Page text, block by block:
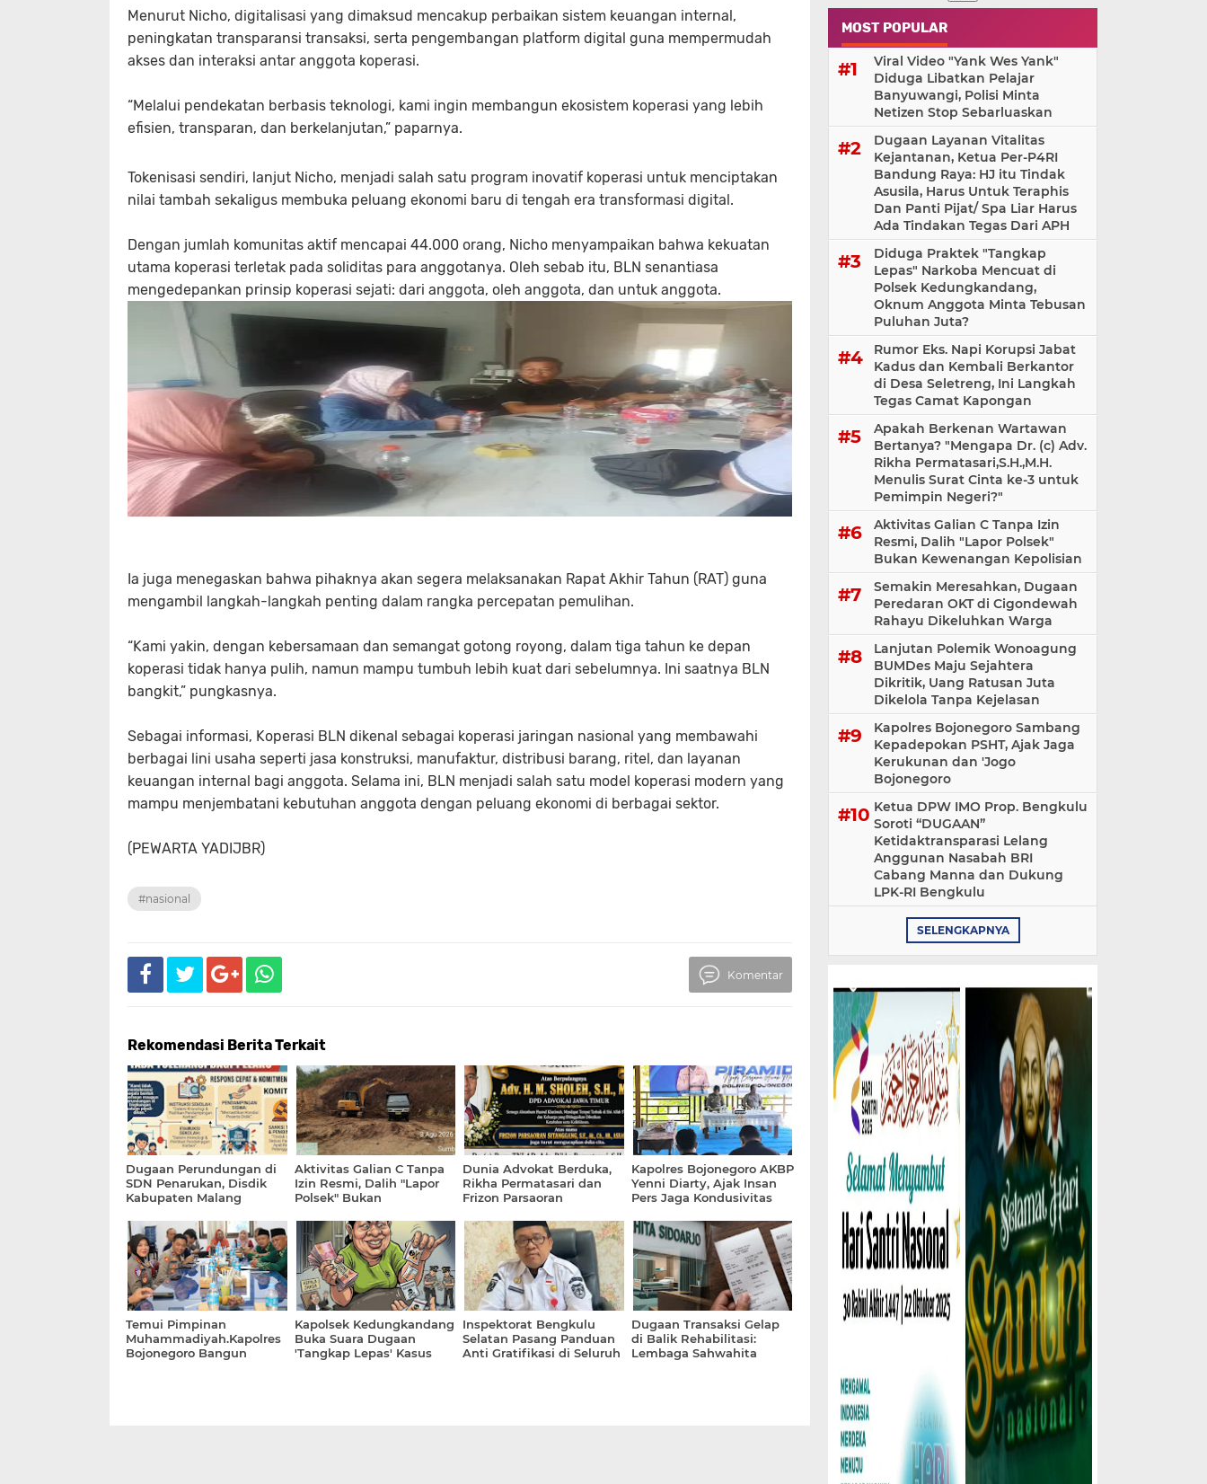
Menurut Nicho, digitalisasi yang dimaksud mencakup perbaikan sistem keuangan internal,
peningkatan transparansi transaksi, serta pengembangan platform digital guna mempermudah
akses dan interaksi antar anggota koperasi.
“Melalui pendekatan berbasis teknologi, kami ingin membangun ekosistem koperasi yang lebih
efisien, transparan, dan berkelanjutan,” paparnya.
Tokenisasi sendiri, lanjut Nicho, menjadi salah satu program inovatif koperasi untuk menciptakan
nilai tambah sekaligus membuka peluang ekonomi baru di tengah era transformasi digital.
Dengan jumlah komunitas aktif mencapai 44.000 orang, Nicho menyampaikan bahwa kekuatan
utama koperasi terletak pada soliditas para anggotanya. Oleh sebab itu, BLN senantiasa
mengedepankan prinsip koperasi sejati: dari anggota, oleh anggota, dan untuk anggota.
Ia juga menegaskan bahwa pihaknya akan segera melaksanakan Rapat Akhir Tahun (RAT) guna
mengambil langkah-langkah penting dalam rangka percepatan pemulihan.
“Kami yakin, dengan kebersamaan dan semangat gotong royong, dalam tiga tahun ke depan
koperasi tidak hanya pulih, namun mampu tumbuh lebih kuat dari sebelumnya. Ini saatnya BLN
bangkit,” pungkasnya.
Sebagai informasi, Koperasi BLN dikenal sebagai koperasi jaringan nasional yang membawahi
berbagai lini usaha seperti jasa konstruksi, manufaktur, distribusi barang, ritel, dan layanan
keuangan internal bagi anggota. Selama ini, BLN menjadi salah satu model koperasi modern yang
mampu menjembatani kebutuhan anggota dengan peluang ekonomi di berbagai sektor.
(PEWARTA YADIJBR)
#nasional
Komentar
Rekomendasi Berita Terkait
Dugaan Perundungan di
SDN Penarukan, Disdik
Kabupaten Malang
Toleransi Bagi Pelaku
Aktivitas Galian C Tanpa
Izin Resmi, Dalih "Lapor
Polsek" Bukan
Dunia Advokat Berduka,
Rikha Permatasari dan
Frizon Parsaoran
Penghormatan Terakhir
kepada Adv. H.
Muhammad Sholeh, S.H.
Kapolres Bojonegoro AKBP
Yenni Diarty, Ajak Insan
Pers Jaga Kondusivitas
Temui Pimpinan
Muhammadiyah.Kapolres
Bojonegoro Bangun
Kapolsek Kedungkandang
Buka Suara Dugaan
'Tangkap Lepas' Kasus
Inspektorat Bengkulu
Selatan Pasang Panduan
Anti Gratifikasi di Seluruh
Dugaan Transaksi Gelap
di Balik Rehabilitasi:
Lembaga Sahwahita
MOST POPULAR
Viral Video "Yank Wes Yank"
Diduga Libatkan Pelajar
Banyuwangi, Polisi Minta
Netizen Stop Sebarluaskan
Dugaan Layanan Vitalitas
Kejantanan, Ketua Per-P4RI
Bandung Raya: HJ itu Tindak
Asusila, Harus Untuk Teraphis
Dan Panti Pijat/ Spa Liar Harus
Ada Tindakan Tegas Dari APH
Diduga Praktek "Tangkap
Lepas" Narkoba Mencuat di
Polsek Kedungkandang,
Oknum Anggota Minta Tebusan
Puluhan Juta?
Rumor Eks. Napi Korupsi Jabat
Kadus dan Kembali Berkantor
di Desa Seletreng, Ini Langkah
Tegas Camat Kapongan
Apakah Berkenan Wartawan
Bertanya? "Mengapa Dr. (c) Adv.
Rikha Permatasari,S.H.,M.H.
Menulis Surat Cinta ke-3 untuk
Pemimpin Negeri?"
Aktivitas Galian C Tanpa Izin
Resmi, Dalih "Lapor Polsek"
Bukan Kewenangan Kepolisian
Semakin Meresahkan, Dugaan
Peredaran OKT di Cigondewah
Rahayu Dikeluhkan Warga
Lanjutan Polemik Wonoagung
BUMDes Maju Sejahtera
Dikritik, Uang Ratusan Juta
Dikelola Tanpa Kejelasan
Kapolres Bojonegoro Sambang
Kepadepokan PSHT, Ajak Jaga
Kerukunan dan 'Jogo
Bojonegoro
Ketua DPW IMO Prop. Bengkulu
Soroti “DUGAAN”
Ketidaktransparasi Lelang
Anggunan Nasabah BRI
Cabang Manna dan Dukung
LPK-RI Bengkulu
SELENGKAPNYA